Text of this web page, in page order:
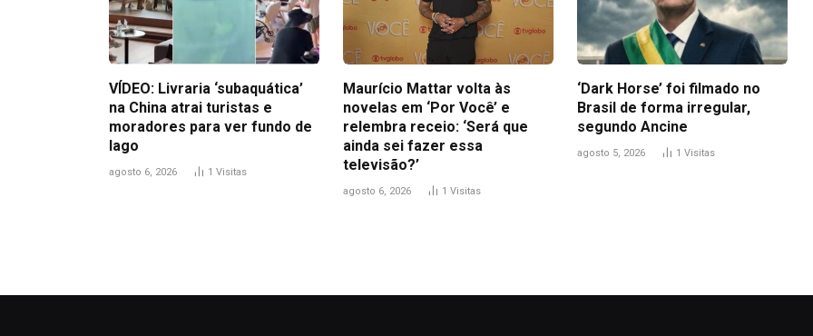
VÍDEO: Livraria ‘subaquática’
na China atrai turistas e
moradores para ver fundo de
lago
agosto 6, 2026 1 Visitas
Maurício Mattar volta às
novelas em ‘Por Você’ e
relembra receio: ‘Será que
ainda sei fazer essa
televisão?’
agosto 6, 2026 1 Visitas
‘Dark Horse’ foi filmado no
Brasil de forma irregular,
segundo Ancine
agosto 5, 2026 1 Visitas